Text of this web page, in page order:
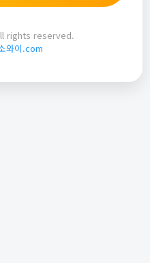
rights reserved.
와이.com